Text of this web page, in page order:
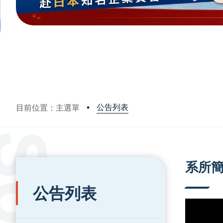
目前位置：主選單 公告列表
:::
公告列表
系所